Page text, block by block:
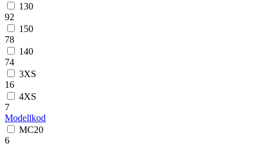
130
92
150
78
140
74
3XS
16
4XS
7
Modellkod
MC20
6